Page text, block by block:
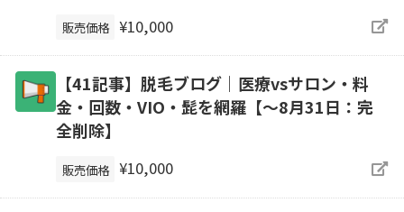
販売価格 ¥10,000
【41記事】脱毛ブログ｜医療vsサロン・料
金・回数・VIO・髭を網羅【～8月31日：完
全削除】
販売価格 ¥10,000